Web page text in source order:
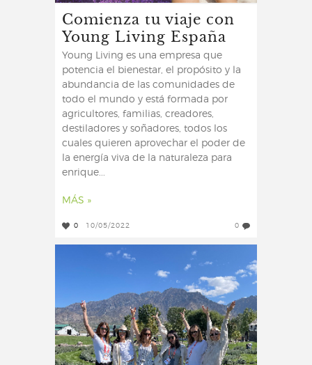
Comienza tu viaje con
Young Living España
Young Living es una empresa que
potencia el bienestar, el propósito y la
abundancia de las comunidades de
todo el mundo y está formada por
agricultores, familias, creadores,
destiladores y soñadores, todos los
cuales quieren aprovechar el poder de
la energía viva de la naturaleza para
enrique...
MÁS »
0 10/05/2022 0